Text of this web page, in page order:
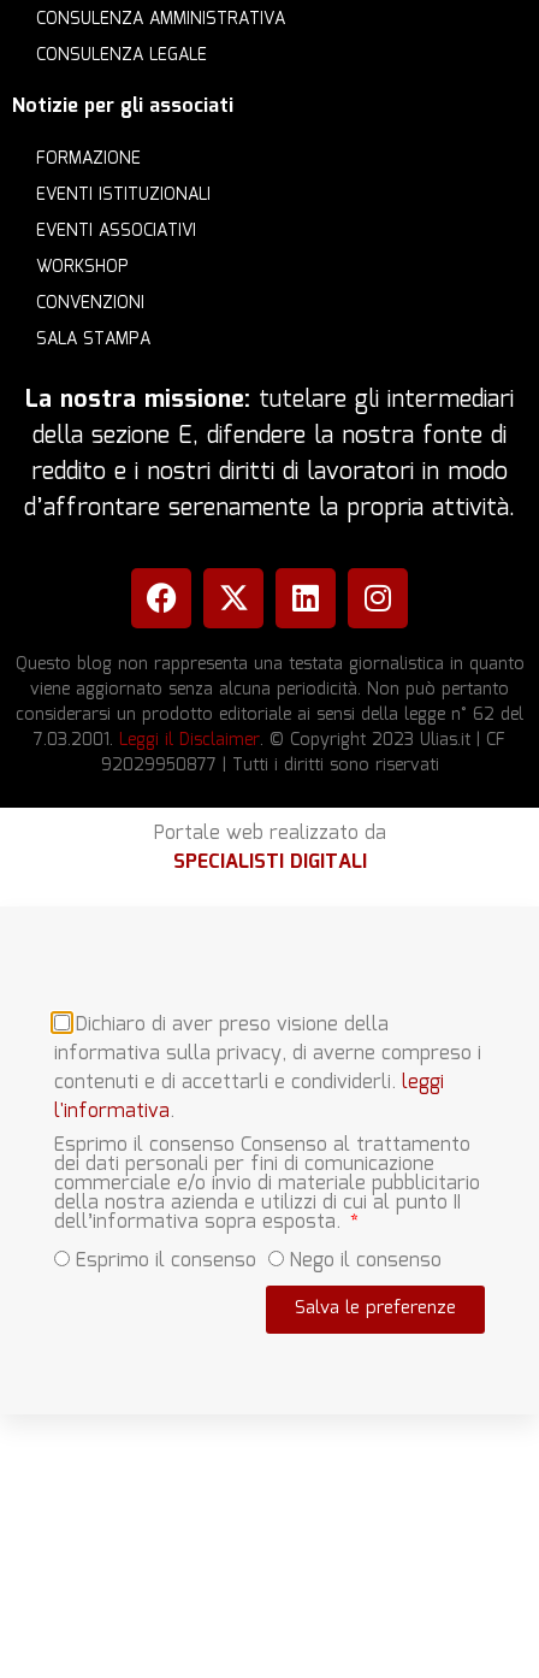
CONSULENZA AMMINISTRATIVA
CONSULENZA LEGALE
Notizie per gli associati
FORMAZIONE
EVENTI ISTITUZIONALI
EVENTI ASSOCIATIVI
WORKSHOP
CONVENZIONI
SALA STAMPA
La nostra missione: tutelare gli intermediari
della sezione E, difendere la nostra fonte di
reddito e i nostri diritti di lavoratori in modo
d’affrontare serenamente la propria attività.
Questo blog non rappresenta una testata giornalistica in quanto
viene aggiornato senza alcuna periodicità. Non può pertanto
considerarsi un prodotto editoriale ai sensi della legge n° 62 del
7.03.2001. Leggi il Disclaimer. © Copyright 2023 Ulias.it | CF
92029950877 | Tutti i diritti sono riservati
Portale web realizzato da
SPECIALISTI DIGITALI
Dichiaro di aver preso visione della
informativa sulla privacy, di averne compreso i
contenuti e di accettarli e condividerli. leggi
l'informativa.
Esprimo il consenso Consenso al trattamento
dei dati personali per fini di comunicazione
commerciale e/o invio di materiale pubblicitario
della nostra azienda e utilizzi di cui al punto II
dell’informativa sopra esposta.
Esprimo il consenso
Nego il consenso
Salva le preferenze